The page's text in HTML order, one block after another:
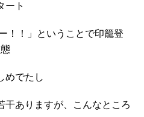
ート
！！」ということで印籠登
めでたし
ありますが、こんなところ